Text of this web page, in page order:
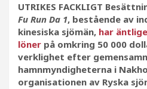
UTRIKES FACKLIGT
Fu Run Da 1, bestående av
kinesiska sjömän, har
löner på omkring 50 000
verklighet efter
hamnmyndigheterna i
organisationen av Ryska